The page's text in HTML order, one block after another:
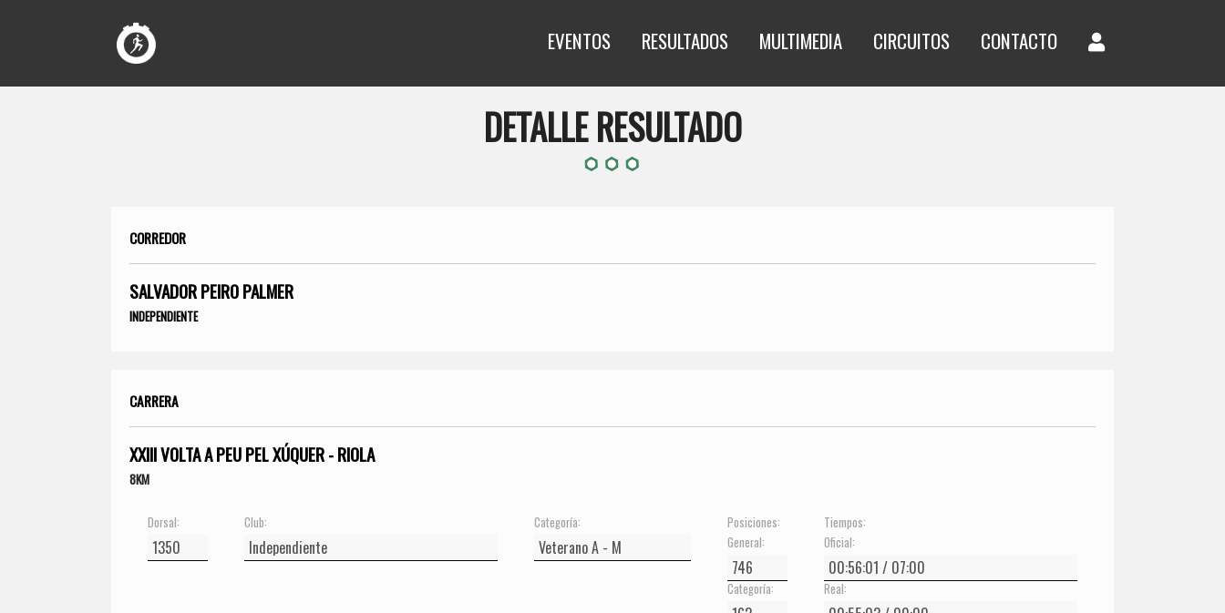
EVENTOS RESULTADOS MULTIMEDIA CIRCUITOS CONTACTO
DETALLE RESULTADO
CORREDOR
SALVADOR PEIRO PALMER
INDEPENDIENTE
CARRERA
XXIII VOLTA A PEU PEL XÚQUER - RIOLA
8KM
Dorsal: Club: Categoría:
Posiciones:
General:
Categoría:
Tiempos:
Oficial:
Real: